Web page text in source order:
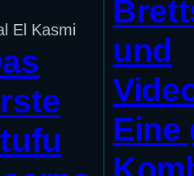
El Kasmi
und
Eine